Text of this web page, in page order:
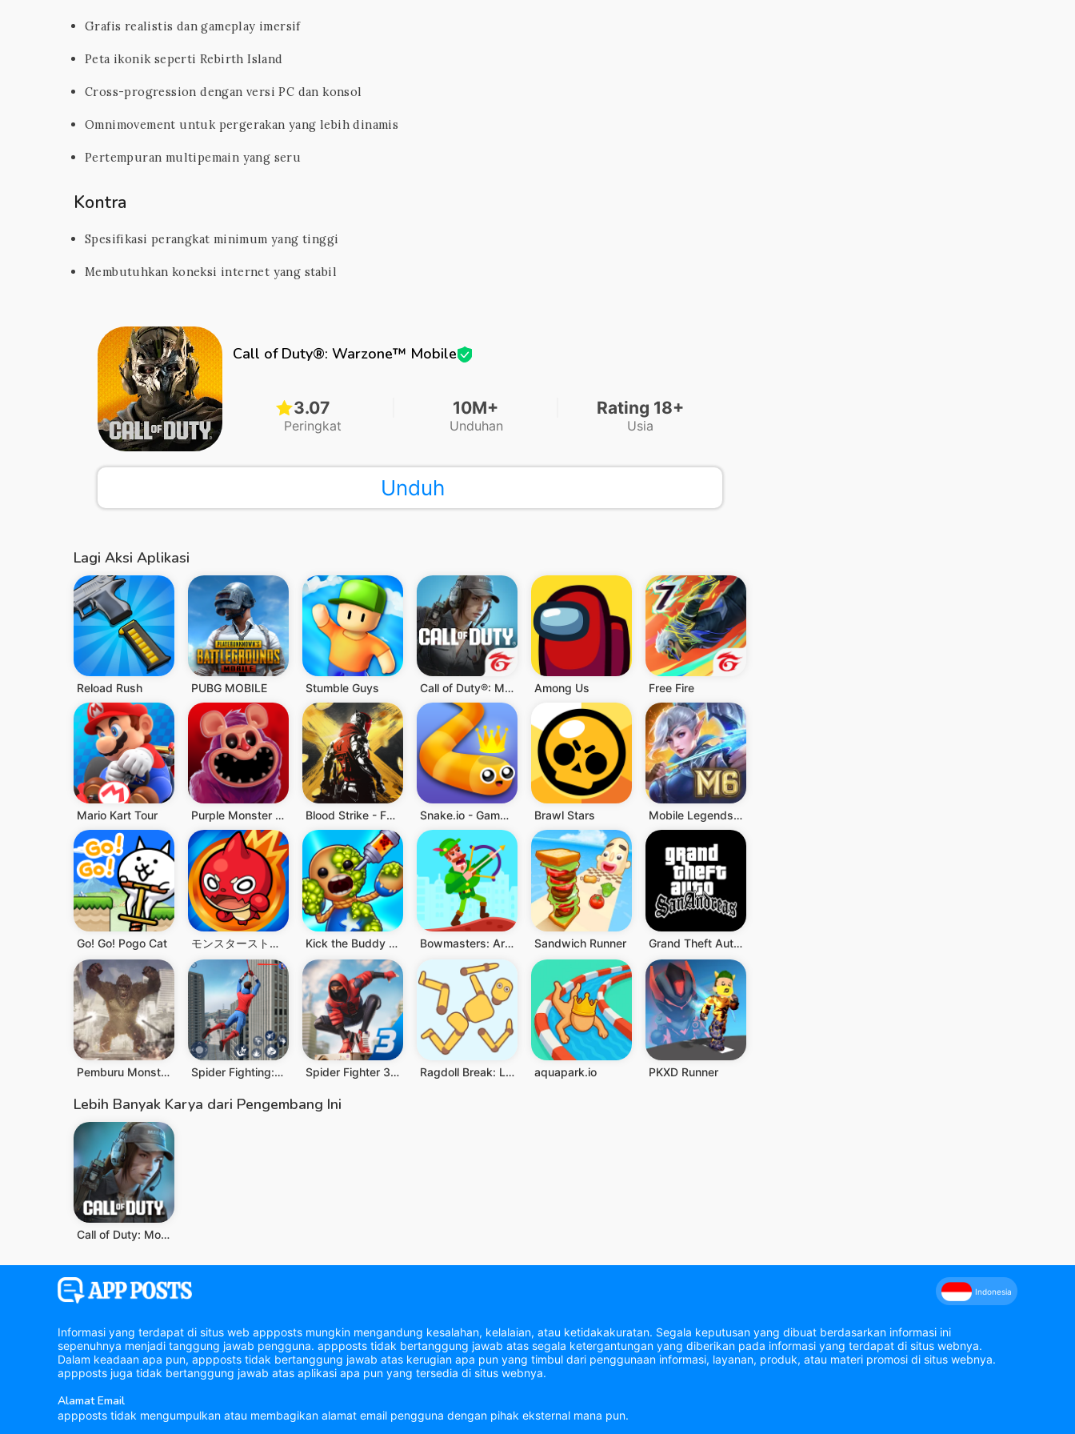
Grafis realistis dan gameplay imersif
Peta ikonik seperti Rebirth Island
Cross-progression dengan versi PC dan konsol
Omnimovement untuk pergerakan yang lebih dinamis
Pertempuran multipemain yang seru
Kontra
Spesifikasi perangkat minimum yang tinggi
Membutuhkan koneksi internet yang stabil
Call of Duty®: Warzone™ Mobile
3.07
Peringkat
10M+
Unduhan
Rating 18+
Usia
Unduh
Lagi Aksi Aplikasi
Reload Rush PUBG MOBILE Stumble Guys Call of Duty®: Mobile - Garena Among Us Free Fire
Mario Kart Tour Purple Monster Chapter 3 Blood Strike - FPS untuk semua Snake.io - Game Snake .io Seru Brawl Stars Mobile Legends: Bang Bang
Go! Go! Pogo Cat モンスターストライク Kick the Buddy - Game aksi Bowmasters: Archery Shooting Sandwich Runner Grand Theft Auto: San Andreas
Pemburu Monster Gorila Marah3D Spider Fighting: Hero Game Spider Fighter 3: Action Game Ragdoll Break: Let's destroy aquapark.io PKXD Runner
Lebih Banyak Karya dari Pengembang Ini
Call of Duty: Mobile Season 3
Indonesia
Informasi yang terdapat di situs web appposts mungkin mengandung kesalahan, kelalaian, atau ketidakakuratan. Segala keputusan yang dibuat berdasarkan informasi ini
sepenuhnya menjadi tanggung jawab pengguna. appposts tidak bertanggung jawab atas segala ketergantungan yang diberikan pada informasi yang terdapat di situs webnya.
Dalam keadaan apa pun, appposts tidak bertanggung jawab atas kerugian apa pun yang timbul dari penggunaan informasi, layanan, produk, atau materi promosi di situs webnya.
appposts juga tidak bertanggung jawab atas aplikasi apa pun yang tersedia di situs webnya.
Alamat Email
appposts tidak mengumpulkan atau membagikan alamat email pengguna dengan pihak eksternal mana pun.